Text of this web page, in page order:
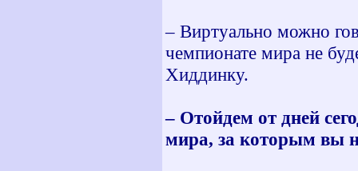
– Виртуально можно
чемпионате мира не
Хиддинку.
– Отойдем от дней
мира, за которым вы